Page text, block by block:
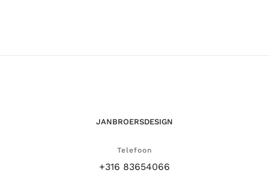
JANBROERSDESIGN
Telefoon
+316 83654066